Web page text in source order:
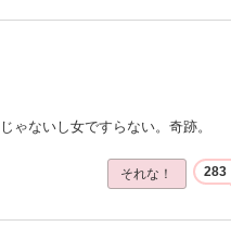
ゃないし女ですらない。奇跡。
それな！ 283